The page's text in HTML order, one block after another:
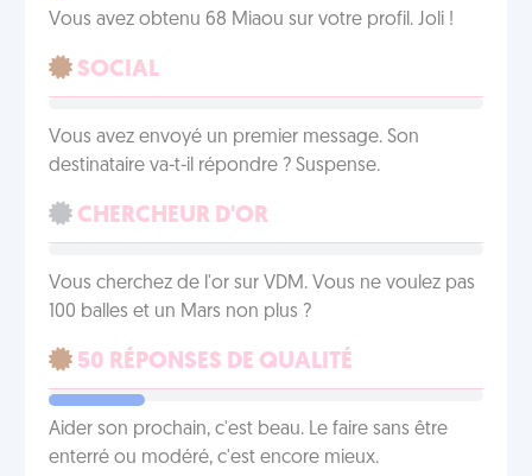
Vous avez obtenu 68 Miaou sur votre profil. Joli !
SOCIAL
Vous avez envoyé un premier message. Son
destinataire va-t-il répondre ? Suspense.
CHERCHEUR D'OR
Vous cherchez de l'or sur VDM. Vous ne voulez pas
100 balles et un Mars non plus ?
50 RÉPONSES DE QUALITÉ
Aider son prochain, c'est beau. Le faire sans être
enterré ou modéré, c'est encore mieux.